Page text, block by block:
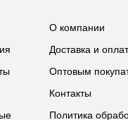
О компании
Доставка и
Оптовым
Контакты
Политика